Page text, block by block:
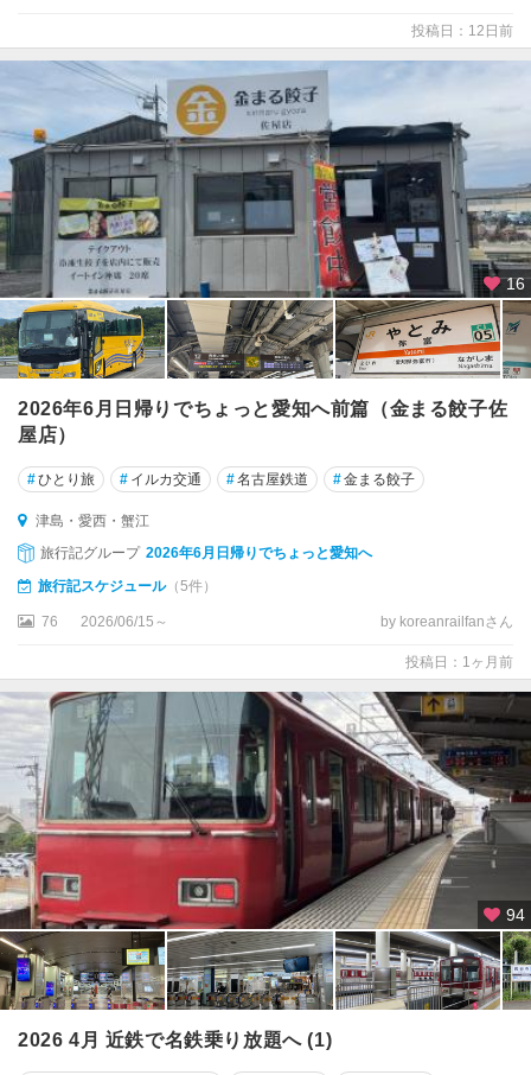
倉
南
島
愛
西
・
蟹
江
豊
田
・
瀬
戸
・
香
渓
・
三
安
城
・
刈
谷
豊
橋
・
豊
・
渥
投稿日：12日前
16
2026年6月日帰りでちょっと愛知へ前篇（金まる餃子佐
屋店）
#ひとり旅 # イルカ交通 #名古屋鉄道 #金まる餃子
津島・愛西・蟹江
旅行記グループ 2026年6月日帰りでちょっと愛知へ
旅行記スケジュール（5件）
76 2026/06/15～ by koreanrailfanさん
投稿日：1ヶ月前
94
2026 4月 近鉄で名鉄乗り放題へ (1)